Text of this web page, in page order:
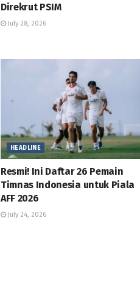
Direkrut PSIM
July 28, 2026
HEADLINE
Resmi! Ini Daftar 26 Pemain
Timnas Indonesia untuk Piala
AFF 2026
July 24, 2026